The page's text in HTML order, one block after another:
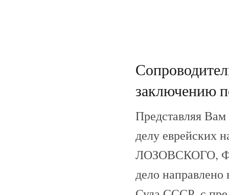
заключению
Представляя
делу еврейских
ЛОЗОВСКОГО,
дело